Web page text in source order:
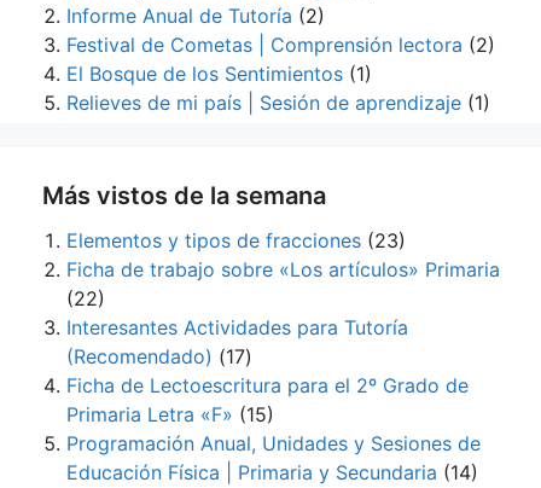
Informe Anual de Tutoría (2)
Festival de Cometas | Comprensión lectora (2)
El Bosque de los Sentimientos (1)
Relieves de mi país | Sesión de aprendizaje (1)
Más vistos de la semana
Elementos y tipos de fracciones (23)
Ficha de trabajo sobre «Los artículos» Primaria
(22)
Interesantes Actividades para Tutoría
(Recomendado) (17)
Ficha de Lectoescritura para el 2º Grado de
Primaria Letra «F» (15)
Programación Anual, Unidades y Sesiones de
Educación Física | Primaria y Secundaria (14)